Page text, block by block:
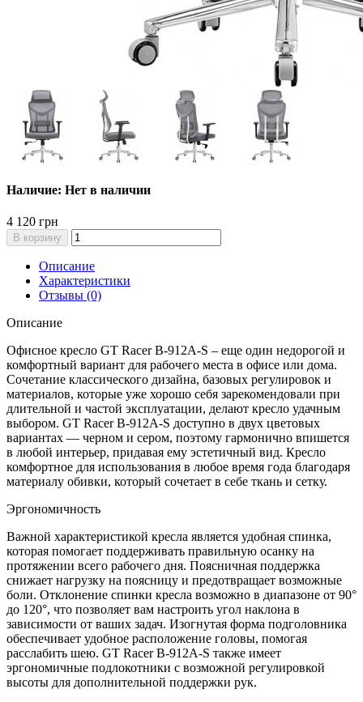
Наличие: Нет в наличии
4 120 грн
В корзину
Описание
Характеристики
Отзывы (0)
Описание
Офисное кресло GT Racer B-912A-S – еще один недорогой и
комфортный вариант для рабочего места в офисе или дома.
Сочетание классического дизайна, базовых регулировок и
материалов, которые уже хорошо себя зарекомендовали при
длительной и частой эксплуатации, делают кресло удачным
выбором. GT Racer B-912A-S доступно в двух цветовых
вариантах — черном и сером, поэтому гармонично впишется
в любой интерьер, придавая ему эстетичный вид. Кресло
комфортное для использования в любое время года благодаря
материалу обивки, который сочетает в себе ткань и сетку.
Эргономичность
Важной характеристикой кресла является удобная спинка,
которая помогает поддерживать правильную осанку на
протяжении всего рабочего дня. Поясничная поддержка
снижает нагрузку на поясницу и предотвращает возможные
боли. Отклонение спинки кресла возможно в диапазоне от 90°
до 120°, что позволяет вам настроить угол наклона в
зависимости от ваших задач. Изогнутая форма подголовника
обеспечивает удобное расположение головы, помогая
расслабить шею. GT Racer B-912A-S также имеет
эргономичные подлокотники с возможной регулировкой
высоты для дополнительной поддержки рук.